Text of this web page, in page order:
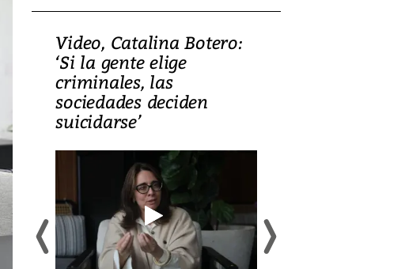
Video, Catalina Botero:
‘Si la gente elige
criminales, las
sociedades deciden
suicidarse’